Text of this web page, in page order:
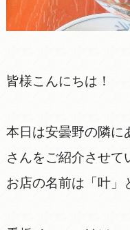
皆様こんにちは！
本日は安曇野の隣に
さんをご紹介させて
お店の名前は「叶」